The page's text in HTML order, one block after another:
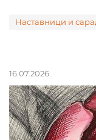
Наставници и
16.07.2026.